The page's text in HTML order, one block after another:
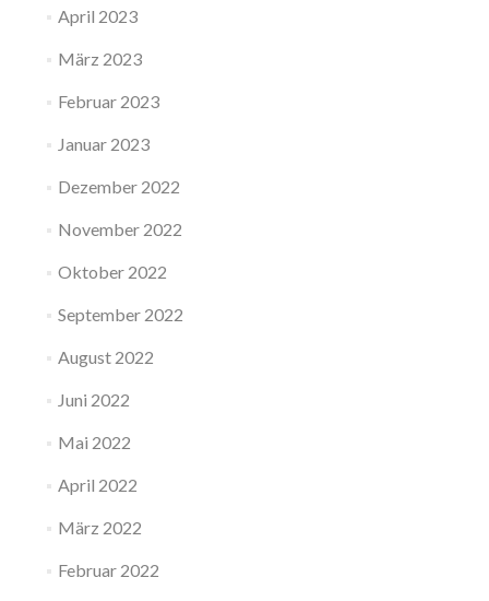
April 2023
März 2023
Februar 2023
Januar 2023
Dezember 2022
November 2022
Oktober 2022
September 2022
August 2022
Juni 2022
Mai 2022
April 2022
März 2022
Februar 2022